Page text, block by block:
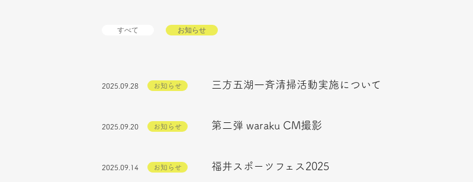
すべて お知らせ
2025.09.28 お知らせ 三方五湖一斉清掃活動実施について
2025.09.20 お知らせ 第二弾 waraku CM撮影
2025.09.14 お知らせ 福井スポーツフェス2025